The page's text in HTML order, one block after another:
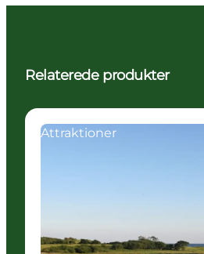
Relaterede produkter
Attraktioner